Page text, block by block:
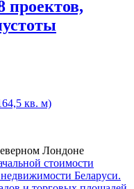
проектов,
кв. м)
Лондоне
стоимости
Беларуси.